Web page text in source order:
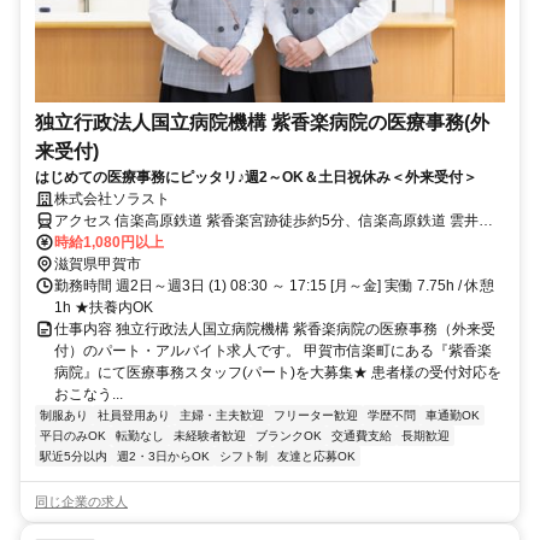
独立行政法人国立病院機構 紫香楽病院の医療事務(外
来受付)
はじめての医療事務にピッタリ♪週2～OK＆土日祝休み＜外来受付＞
株式会社ソラスト
アクセス 信楽高原鉄道 紫香楽宮跡徒歩約5分、信楽高原鉄道 雲井徒
歩約12分、信楽高原鉄道 勅旨徒歩約39分 マイカー通勤可,駐車場あ
り,敷地内全て禁煙
時給1,080円以上
滋賀県甲賀市
勤務時間 週2日～週3日 (1) 08:30 ～ 17:15 [月～金] 実働 7.75h / 休憩
1h ★扶養内OK
仕事内容 独立行政法人国立病院機構 紫香楽病院の医療事務（外来受
付）のパート・アルバイト求人です。 甲賀市信楽町にある『紫香楽
病院』にて医療事務スタッフ(パート)を大募集★ 患者様の受付対応を
おこなう...
制服あり 社員登用あり 主婦・主夫歓迎 フリーター歓迎 学歴不問
車通勤OK
平日のみOK
転勤なし 未経験者歓迎 ブランクOK 交通費支給
長期歓迎
駅近5分以内
週2・3日からOK シフト制 友達と応募OK
同じ企業の求人